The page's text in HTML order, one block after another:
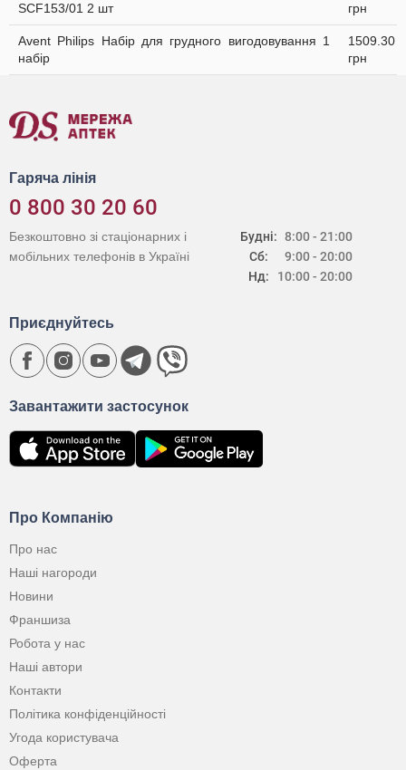
SCF153/01 2 шт
грн
Avent Philips Набір для грудного вигодовування 1
набір
1509.30
грн
Гаряча лінія
0 800 30 20 60
Будні:
Сб:
Нд:
8:00 - 21:00
9:00 - 20:00
10:00 - 20:00
Безкоштовно зі стаціонарних і
мобільних телефонів в Україні
Про Компанію
Про нас
Наші нагороди
Новини
Франшиза
Робота у нас
Наші автори
Контакти
Політика конфіденційності
Угода користувача
Оферта
Завантажити застосунок
Приєднуйтесь